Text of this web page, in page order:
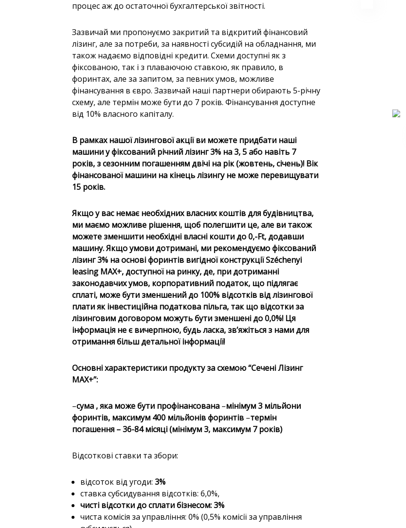
процес аж до остаточної бухгалтерської звітності.
Зазвичай ми пропонуємо закритий та відкритий фінансовий
лізинг, але за потреби, за наявності субсидій на обладнання, ми
також надаємо відповідні кредити. Схеми доступні як з
фіксованою, так і з плаваючою ставкою, як правило, в
форинтах, але за запитом, за певних умов, можливе
фінансування в євро. Зазвичай наші партнери обирають 5-річну
схему, але термін може бути до 7 років. Фінансування доступне
від 10% власного капіталу.
В рамках нашої лізингової акції ви можете придбати наші
машини у фіксований річний лізинг 3% на 3, 5 або навіть 7
років, з сезонним погашенням двічі на рік (жовтень, січень)! Вік
фінансованої машини на кінець лізингу не може перевищувати
15 років.
Якщо у вас немає необхідних власних коштів для будівництва,
ми маємо можливе рішення, щоб полегшити це, але ви також
можете зменшити необхідні власні кошти до 0,-Ft, додавши
машину. Якщо умови дотримані, ми рекомендуємо фіксований
лізинг 3% на основі форинтів вигідної конструкції Széchenyi
leasing MAX+, доступної на ринку, де, при дотриманні
законодавчих умов, корпоративний податок, що підлягає
сплаті, може бути зменшений до 100% відсотків від лізингової
плати як інвестиційна податкова пільга, так що відсотки за
лізинговим договором можуть бути зменшені до 0,0%! Ця
інформація не є вичерпною, будь ласка, зв’яжіться з нами для
отримання більш детальної інформації!
Основні характеристики продукту за схемою “Сечені Лізинг
MAX+”:
–сума , яка може бути профінансована –мінімум 3 мільйони
форинтів, максимум 400 мільйонів форинтів –термін
погашення – 36-84 місяці (мінімум 3, максимум 7 років)
Відсоткові ставки та збори:
відсоток від угоди:3%
ставка субсидування відсотків: 6,0%,
чисті відсотки до сплати бізнесом: 3%
чиста комісія за управління: 0% (0,5% комісії за управління